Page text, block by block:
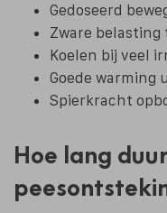
Gedoseerd
Zware
Koelen bij veel
Goede warming
Spierkracht
Hoe lang